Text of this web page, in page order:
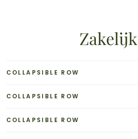
Zakelijk
COLLAPSIBLE ROW
COLLAPSIBLE ROW
COLLAPSIBLE ROW